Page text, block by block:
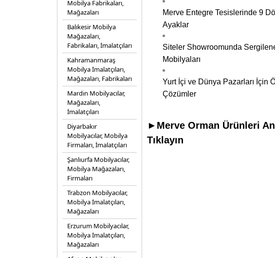
Mobilya Fabrikaları,
Mağazaları
Balıkesir Mobilya
Mağazaları,
Fabrikaları, İmalatçıları
Kahramanmaraş
Mobilya İmalatçıları,
Mağazaları, Fabrikaları
Mardin Mobilyacılar,
Mağazaları,
İmalatçıları
Diyarbakır
Mobilyacılar, Mobilya
Firmaları, İmalatçıları
Şanlıurfa Mobilyacılar,
Mobilya Mağazaları,
Firmaları
Trabzon Mobilyacılar,
Mobilya İmalatçıları,
Mağazaları
Erzurum Mobilyacılar,
Mobilya İmalatçıları,
Mağazaları
Merve Entegre Tesislerinde 9
Ayaklar
Siteler Showroomunda
Mobilyaları
Yurt İçi ve Dünya Pazarları İçin
Çözümler
►Merve Orman Ürünleri
Tıklayın